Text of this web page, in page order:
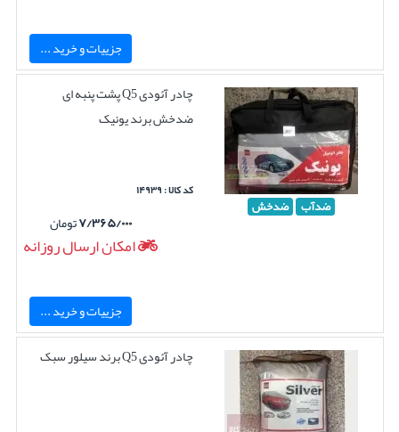
جزییات و خرید ...
ضدآب ضدخش
چادر آئودی Q5 پشت پنبه ای
ضدخش برند یونیک
کد کالا : ۱۴۹۳۹
۷/۳۶۵/۰۰۰تومان
امکان ارسال روزانه
جزییات و خرید ...
چادر آئودی Q5 برند سیلور سبک